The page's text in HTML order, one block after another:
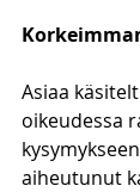
Asiaa
oikeudessa
aiheutunut